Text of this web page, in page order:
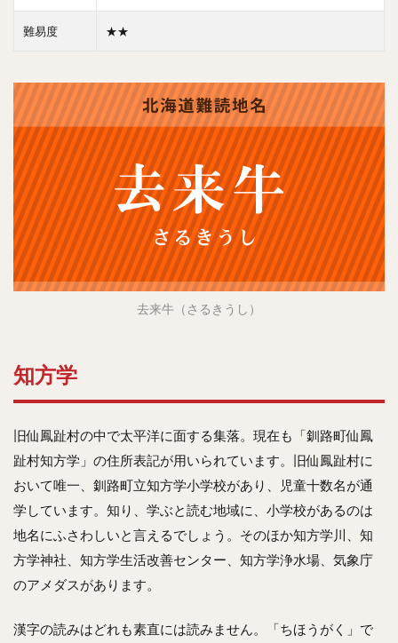
難易度 ★★
去来牛（さるきうし）
知方学
旧仙鳳趾村の中で太平洋に面する集落。現在も「釧路町仙鳳
趾村知方学」の住所表記が用いられています。旧仙鳳趾村に
おいて唯一、釧路町立知方学小学校があり、児童十数名が通
学しています。知り、学ぶと読む地域に、小学校があるのは
地名にふさわしいと言えるでしょう。そのほか知方学川、知
方学神社、知方学生活改善センター、知方学浄水場、気象庁
のアメダスがあります。
漢字の読みはどれも素直には読みません。「ちほうがく」で